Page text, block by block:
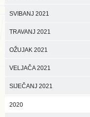
SVIBANJ 2021
TRAVANJ 2021
OŽUJAK 2021
VELJAČA 2021
SIJEČANJ 2021
2020